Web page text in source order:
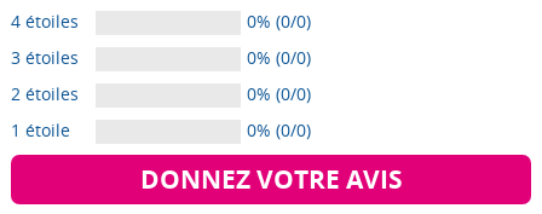
4 étoiles
0% (0/0)
3 étoiles
0% (0/0)
2 étoiles
0% (0/0)
1 étoile
0% (0/0)
DONNEZ VOTRE AVIS